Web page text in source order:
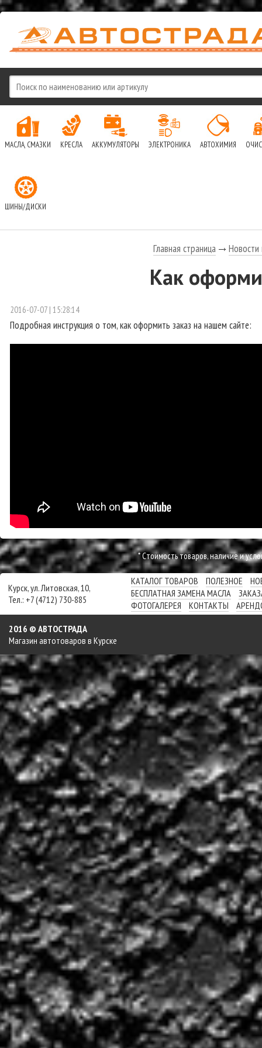
МАСЛА, СМАЗКИ КРЕСЛА АККУМУЛЯТОРЫ ЭЛЕКТРОНИКА АВТОХИМИЯ
ШИНЫ/ДИСКИ
Главная страница Новости
Как
2016-07-07 | 15:28:14
Подробная инструкция о том, как оформить заказ на нашем сайте:
* Cтоимость товаров, наличие и
Курск, ул. Литовская, 10,
Тел.: +7 (4712) 730-885
КАТАЛОГ ТОВАРОВ ПОЛЕЗНОЕ
БЕСПЛАТНАЯ ЗАМЕНА МАСЛА
ФОТОГАЛЕРЕЯ
КОНТАКТЫ
2016 © АВТОСТРАДА
Магазин автотоваров в Курске